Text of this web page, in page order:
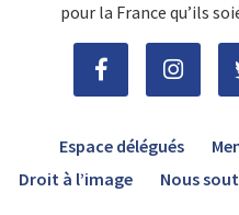
pour la France qu’ils
Espace délégués
Droit à l’image
Nous